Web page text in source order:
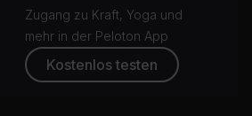
Zugang zu Kraft, Yoga und
mehr in der Peloton App
Kostenlos testen